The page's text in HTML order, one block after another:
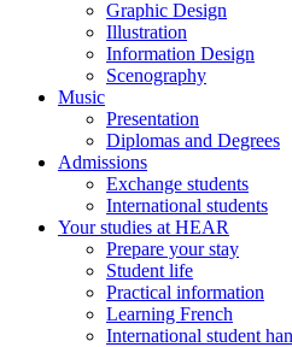
Graphic Design
Illustration
Information Design
Scenography
Music
Presentation
Diplomas and Degrees
Admissions
Exchange students
International students
Your studies at HEAR
Prepare your stay
Student life
Practical information
Learning French
International student